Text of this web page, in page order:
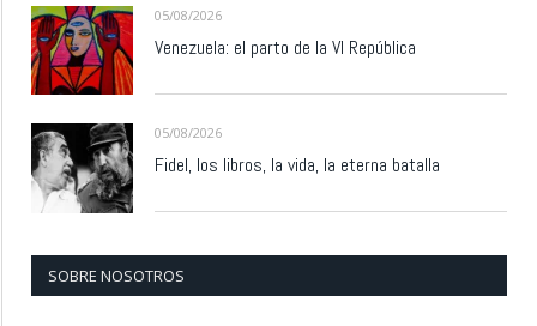
05/08/2026
Venezuela: el parto de la VI República
05/08/2026
Fidel, los libros, la vida, la eterna batalla
SOBRE NOSOTROS